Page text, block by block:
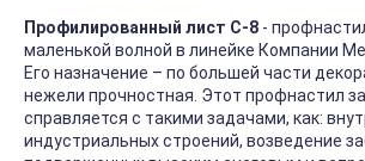
Профилированный лист С-8 -
маленькой волной в линейке Компании
Его назначение – по большей части
нежели прочностная. Этот профнастил
справляется с такими задачами, как:
индустриальных строений, возведение